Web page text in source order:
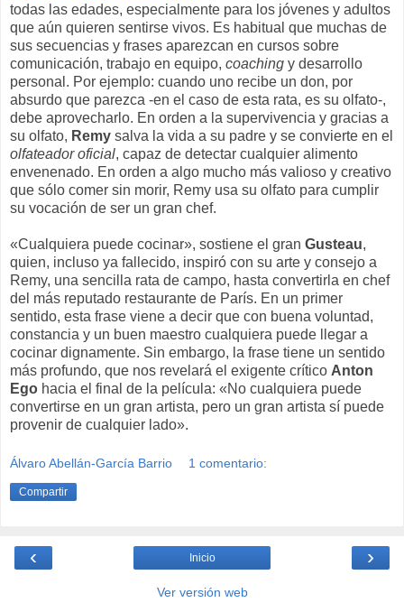
todas las edades, especialmente para los jóvenes y adultos
que aún quieren sentirse vivos. Es habitual que muchas de
sus secuencias y frases aparezcan en cursos sobre
comunicación, trabajo en equipo, coaching y desarrollo
personal. Por ejemplo: cuando uno recibe un don, por
absurdo que parezca -en el caso de esta rata, es su olfato-,
debe aprovecharlo. En orden a la supervivencia y gracias a
su olfato, Remy salva la vida a su padre y se convierte en el
olfateador oficial, capaz de detectar cualquier alimento
envenenado. En orden a algo mucho más valioso y creativo
que sólo comer sin morir, Remy usa su olfato para cumplir
su vocación de ser un gran chef.
«Cualquiera puede cocinar», sostiene el gran Gusteau,
quien, incluso ya fallecido, inspiró con su arte y consejo a
Remy, una sencilla rata de campo, hasta convertirla en chef
del más reputado restaurante de París. En un primer
sentido, esta frase viene a decir que con buena voluntad,
constancia y un buen maestro cualquiera puede llegar a
cocinar dignamente. Sin embargo, la frase tiene un sentido
más profundo, que nos revelará el exigente crítico Anton
Ego hacia el final de la película: «No cualquiera puede
convertirse en un gran artista, pero un gran artista sí puede
provenir de cualquier lado».
Álvaro Abellán-García Barrio 1 comentario:
Compartir
‹ ›
Inicio
Ver versión web